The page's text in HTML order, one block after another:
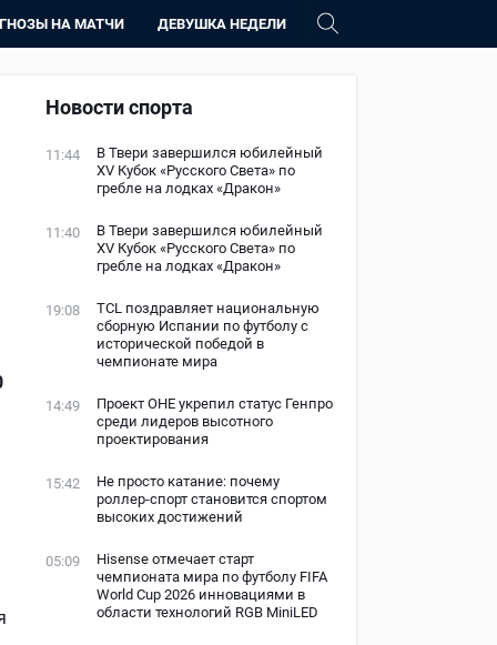
НА МАТЧИ ДЕВУШКА НЕДЕЛИ
Новости спорта
11:44
В Твери завершился юбилейный
XV Кубок «Русского Света» по
гребле на лодках «Дракон»
11:40
В Твери завершился юбилейный
XV Кубок «Русского Света» по
гребле на лодках «Дракон»
19:08
TCL поздравляет национальную
сборную Испании по футболу с
исторической победой в
чемпионате мира
14:49
Проект ОНЕ укрепил статус Генпро
среди лидеров высотного
проектирования
15:42
Не просто катание: почему
роллер-спорт становится спортом
высоких достижений
05:09
Hisense отмечает старт
чемпионата мира по футболу FIFA
World Cup 2026 инновациями в
области технологий RGB MiniLED